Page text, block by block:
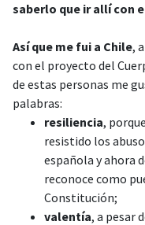
saberlo que ir allí con
Así que me fui a Chile,
con el proyecto del
de estas personas me
palabras:
resiliencia,
resistido los
española y ahora
reconoce como
Constitución;
valentía, a pesar